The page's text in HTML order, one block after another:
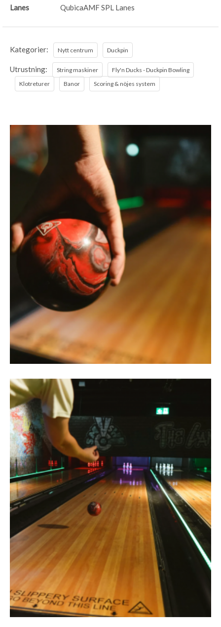
Lanes
QubicaAMF SPL Lanes
Kategorier: Nytt centrum Duckpin
Utrustning: String maskiner
Fly'n Ducks - Duckpin Bowling
Klotreturer
Banor Scoring & nöjes system